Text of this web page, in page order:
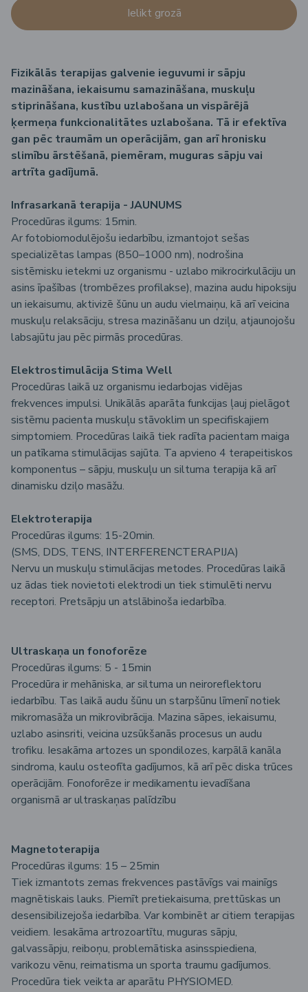
Ielikt grozā
Fizikālās terapijas galvenie ieguvumi ir sāpju
mazināšana, iekaisumu samazināšana, muskuļu
stiprināšana, kustību uzlabošana un vispārējā
ķermeņa funkcionalitātes uzlabošana. Tā ir efektīva
gan pēc traumām un operācijām, gan arī hronisku
slimību ārstēšanā, piemēram, muguras sāpju vai
artrīta gadījumā.
Infrasarkanā terapija - JAUNUMS
Procedūras ilgums: 15min.
Ar fotobiomodulējošu iedarbību, izmantojot sešas
specializētas lampas (850–1000 nm), nodrošina
sistēmisku ietekmi uz organismu - uzlabo mikrocirkulāciju un
asins īpašības (trombēzes profilakse), mazina audu hipoksiju
un iekaisumu, aktivizē šūnu un audu vielmaiņu, kā arī veicina
muskuļu relaksāciju, stresa mazināšanu un dziļu, atjaunojošu
labsajūtu jau pēc pirmās procedūras.
Elektrostimulācija Stima Well
Procedūras laikā uz organismu iedarbojas vidējas
frekvences impulsi. Unikālās aparāta funkcijas ļauj pielāgot
sistēmu pacienta muskuļu stāvoklim un specifiskajiem
simptomiem. Procedūras laikā tiek radīta pacientam maiga
un patīkama stimulācijas sajūta. Ta apvieno 4 terapeitiskos
komponentus – sāpju, muskuļu un siltuma terapija kā arī
dinamisku dziļo masāžu.
Elektroterapija
Procedūras ilgums: 15-20min.
(SMS, DDS, TENS, INTERFERENCTERAPIJA)
Nervu un muskuļu stimulācijas metodes. Procedūras laikā
uz ādas tiek novietoti elektrodi un tiek stimulēti nervu
receptori. Pretsāpju un atslābinoša iedarbība.
Ultraskaņa un fonoforēze
Procedūras ilgums: 5 - 15min
Procedūra ir mehāniska, ar siltuma un neiroreflektoru
iedarbību. Tas laikā audu šūnu un starpšūnu līmenī notiek
mikromasāža un mikrovibrācija. Mazina sāpes, iekaisumu,
uzlabo asinsriti, veicina uzsūkšanās procesus un audu
trofiku. Iesakāma artozes un spondilozes, karpālā kanāla
sindroma, kaulu osteofīta gadījumos, kā arī pēc diska trūces
operācijām. Fonoforēze ir medikamentu ievadīšana
organismā ar ultraskaņas palīdzību
Magnetoterapija
Procedūras ilgums: 15 – 25min
Tiek izmantots zemas frekvences pastāvīgs vai mainīgs
magnētiskais lauks. Piemīt pretiekaisuma, prettūskas un
desensibilizejoša iedarbība. Var kombinēt ar citiem terapijas
veidiem. Iesakāma artrozoartītu, muguras sāpju,
galvassāpju, reiboņu, problemātiska asinsspiediena,
varikozu vēnu, reimatisma un sporta traumu gadījumos.
Procedūra tiek veikta ar aparātu PHYSIOMED.